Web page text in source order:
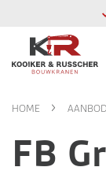
HOME AANBOD
FB